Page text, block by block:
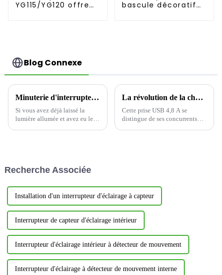
YG115/YG120 offre
bascule décoratif
Blog Connexe
Minuterie d'interrupteur : la solution intelligente pour économiser de l'énergie
Si vous avez déjà laissé la
lumière allumée et avez eu le
d'énergie, est là pour vous aider
La révolution de la charge rapide multiport, qui remodèle la nouvelle écologie de la connexion électrique
Cette prise USB 4,8 A se
distingue de ses concurrents
Recherche Associée
Installation d'un interrupteur d'éclairage à capteur
Interrupteur de capteur d'éclairage intérieur
Interrupteur d'éclairage intérieur à détecteur de mouvement
Interrupteur d'éclairage à détecteur de mouvement interne